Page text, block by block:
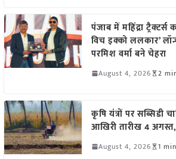
पंजाब में महिंद्रा ट्रैक्टर्स
विच इक्को ललकार’
परमिश वर्मा बने चेहरा
August 4, 2026 2
कृषि यंत्रों पर सब्सिडी
आखिरी तारीख 4
August 4, 2026 1